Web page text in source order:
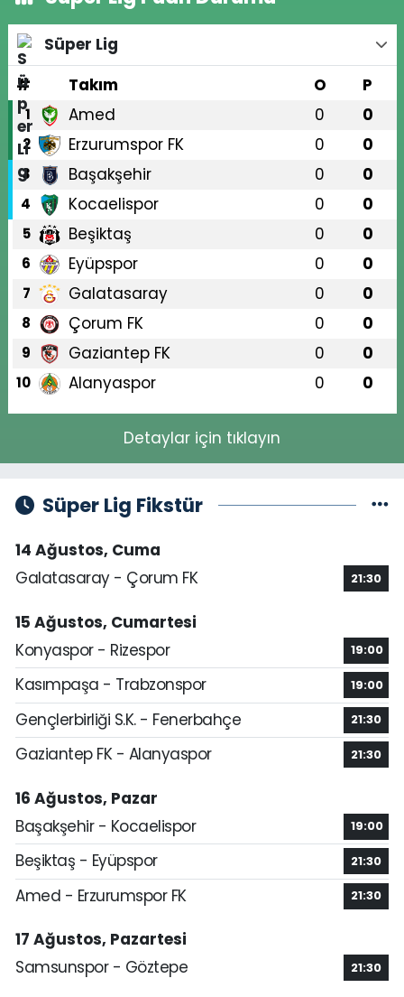
Süper Lig
#
Takım O P
1 Amed 0 0
2 Erzurumspor FK 0 0
3 Başakşehir 0 0
4 Kocaelispor 0 0
5 Beşiktaş 0 0
6 Eyüpspor 0 0
7 Galatasaray 0 0
8 Çorum FK 0 0
9 Gaziantep FK 0 0
10 Alanyaspor 0 0
Detaylar için tıklayın
Süper Lig Fikstür
14 Ağustos, Cuma
Galatasaray - Çorum FK
21:30
15 Ağustos, Cumartesi
Konyaspor - Rizespor
19:00
Kasımpaşa - Trabzonspor 19:00
Gençlerbirliği S.K. - Fenerbahçe 21:30
Gaziantep FK - Alanyaspor 21:30
16 Ağustos, Pazar
Başakşehir - Kocaelispor
19:00
Beşiktaş - Eyüpspor 21:30
Amed - Erzurumspor FK 21:30
17 Ağustos, Pazartesi
Samsunspor - Göztepe
21:30